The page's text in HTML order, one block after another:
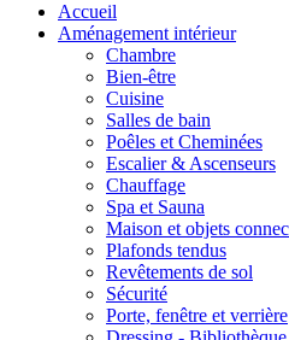
Accueil
Aménagement intérieur
Chambre
Bien-être
Cuisine
Salles de bain
Poêles et Cheminées
Escalier & Ascenseurs
Chauffage
Spa et Sauna
Maison et objets
Plafonds tendus
Revêtements de sol
Sécurité
Porte, fenêtre et verrière